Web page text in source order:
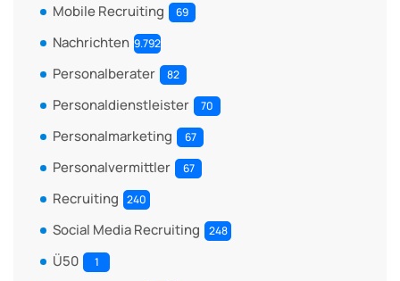
Mobile Recruiting 69
Nachrichten 9.792
Personalberater 82
Personaldienstleister 70
Personalmarketing 67
Personalvermittler 67
Recruiting 240
Social Media Recruiting 248
Ü50 1